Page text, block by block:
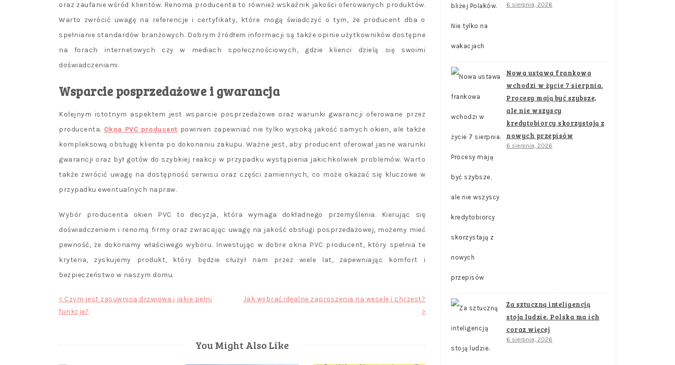
oraz zaufanie wśród klientów. Renoma producenta to również wskaźnik jakości oferowanych produktów.
Warto zwrócić uwagę na referencje i certyfikaty, które mogą świadczyć o tym, że producent dba o
spełnianie standardów branżowych. Dobrym źródłem informacji są także opinie użytkowników dostępne
na forach internetowych czy w mediach społecznościowych, gdzie klienci dzielą się swoimi
doświadczeniami.
Wsparcie posprzedażowe i gwarancja
Kolejnym istotnym aspektem jest wsparcie posprzedażowe oraz warunki gwarancji oferowane przez
producenta. Okna PVC producent powinien zapewniać nie tylko wysoką jakość samych okien, ale także
kompleksową obsługę klienta po dokonaniu zakupu. Ważne jest, aby producent oferował jasne warunki
gwarancji oraz był gotów do szybkiej reakcji w przypadku wystąpienia jakichkolwiek problemów. Warto
także zwrócić uwagę na dostępność serwisu oraz części zamiennych, co może okazać się kluczowe w
przypadku ewentualnych napraw.
Wybór producenta okien PVC to decyzja, która wymaga dokładnego przemyślenia. Kierując się
doświadczeniem i renomą firmy oraz zwracając uwagę na jakość obsługi posprzedażowej, możemy mieć
pewność, że dokonamy właściwego wyboru. Inwestując w dobre okna PVC producent, który spełnia te
kryteria, zyskujemy produkt, który będzie służył nam przez wiele lat, zapewniając komfort i
bezpieczeństwo w naszym domu.
Nawigacja
wpisu
< Czym jest zasuwnica drzwiowa i jakie pełni
funkcje?
Jak wybrać idealne zaproszenia na wesele i chrzest?
>
You Might Also Like
6 sierpnia, 2026
Nowa ustawa frankowa
wchodzi w życie 7 sierpnia.
Procesy mają być szybsze,
ale nie wszyscy
kredytobiorcy skorzystają z
nowych przepisów
6 sierpnia, 2026
Za sztuczną inteligencją
stoją ludzie. Polska ma ich
coraz więcej
6 sierpnia, 2026